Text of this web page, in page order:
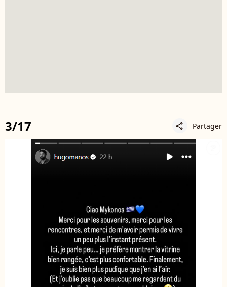
3/17 share Partager